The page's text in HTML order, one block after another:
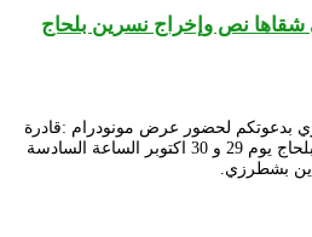
نص وإخراج نسرين بلحاج
بدعوتكم لحضور عرض مونودرام :قادرة
على شقاها نص وإخراج نسرين بلحاج يوم 29 و 30 اكتوبر الساعة السادسة
بشطرزي.